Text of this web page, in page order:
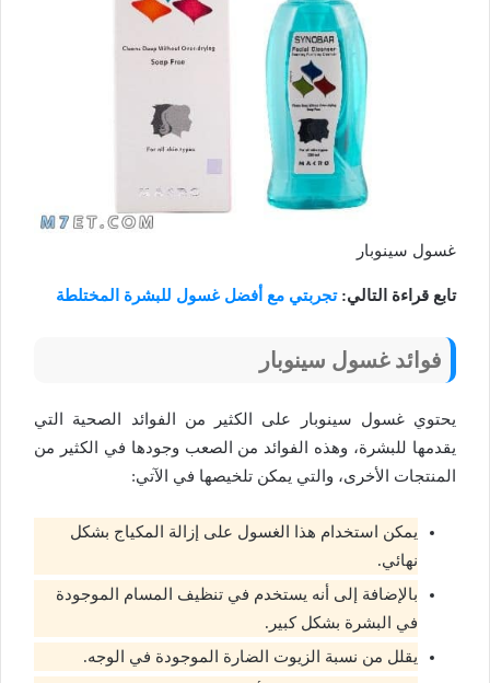
غسول سينوبار
تابع قراءة التالي:تجربتي مع أفضل غسول للبشرة المختلطة
فوائد غسول سينوبار
يحتوي غسول سينوبار على الكثير من الفوائد الصحية التي
يقدمها للبشرة، وهذه الفوائد من الصعب وجودها في الكثير من
المنتجات الأخرى، والتي يمكن تلخيصها في الآتي:
يمكن استخدام هذا الغسول على إزالة المكياج بشكل
نهائي.
بالإضافة إلى أنه يستخدم في تنظيف المسام الموجودة
في البشرة بشكل كبير.
يقلل من نسبة الزيوت الضارة الموجودة في الوجه.